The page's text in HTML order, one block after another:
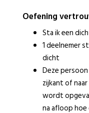
Oefening
Sta ik een
1 deelnemer
dicht
Deze
zijkant of
wordt
na afloop